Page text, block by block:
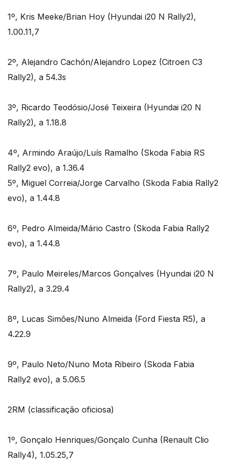
1º, Kris Meeke/Brian Hoy (Hyundai i20 N Rally2),
1.00.11,7
2º, Alejandro Cachón/Alejandro Lopez (Citroen C3
Rally2), a 54.3s
3º, Ricardo Teodósio/José Teixeira (Hyundai i20 N
Rally2), a 1.18.8
4º, Armindo Araújo/Luís Ramalho (Skoda Fabia RS
Rally2 evo), a 1.36.4
5º, Miguel Correia/Jorge Carvalho (Skoda Fabia Rally2
evo), a 1.44.8
6º, Pedro Almeida/Mário Castro (Skoda Fabia Rally2
evo), a 1.44.8
7º, Paulo Meireles/Marcos Gonçalves (Hyundai i20 N
Rally2), a 3.29.4
8º, Lucas Simões/Nuno Almeida (Ford Fiesta R5), a
4.22.9
9º, Paulo Neto/Nuno Mota Ribeiro (Skoda Fabia
Rally2 evo), a 5.06.5
2RM (classificação oficiosa)
1º, Gonçalo Henriques/Gonçalo Cunha (Renault Clio
Rally4), 1.05.25,7